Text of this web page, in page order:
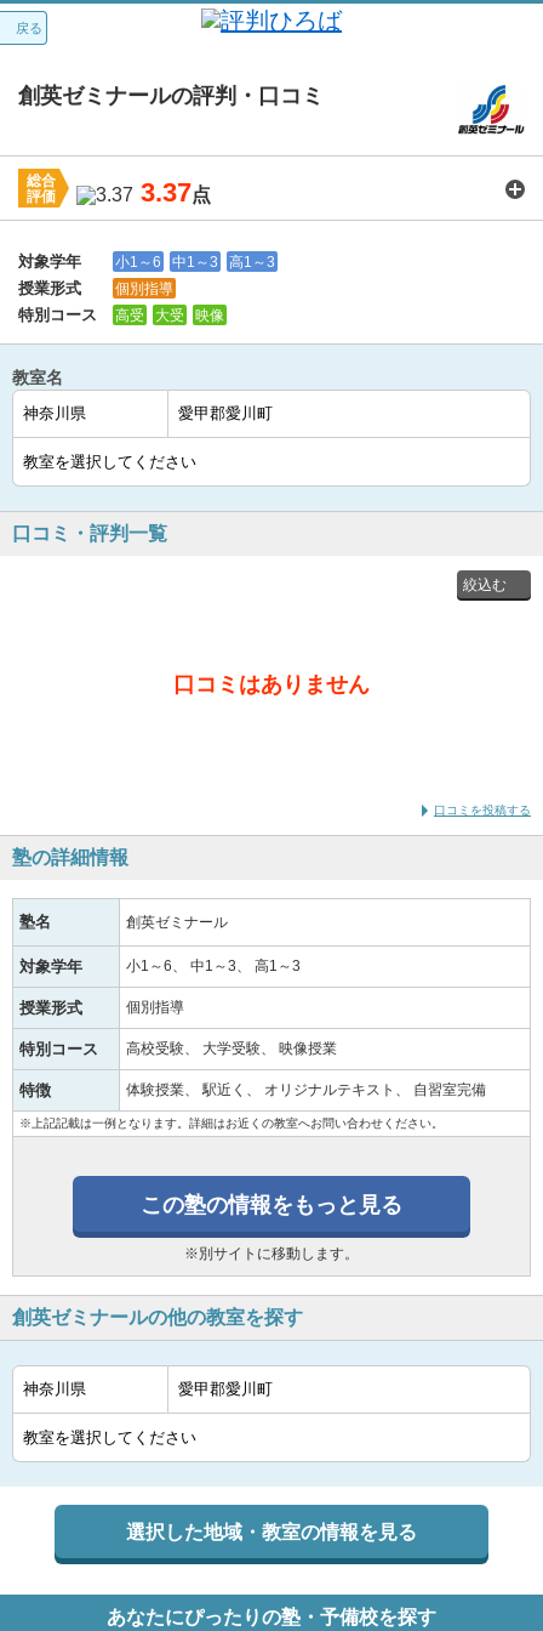
戻る
創英ゼミナールの評判・口コミ
総合
評価
3.37点
講師：3.5 カリキュラム：3.4 周りの環境：3.7
対象学年
小1～6 中1～3 高1～3
授業形式 個別指導
特別コース 高受 大受 映像
教室名
口コミ・評判一覧
口コミはありません
口コミを投稿する
塾の詳細情報
塾名 創英ゼミナール
対象学年 小1～6 中1～3 高1～3
授業形式 個別指導
特別コース 高校受験 大学受験 映像授業
特徴 体験授業 駅近く オリジナルテキスト 自習室完備
※上記記載は一例となります。詳細はお近くの教室へお問い合わせください。
この塾の情報をもっと見る
※別サイトに移動します。
創英ゼミナールの他の教室を探す
選択した地域・教室の情報を見る
あなたにぴったりの塾・予備校を探す